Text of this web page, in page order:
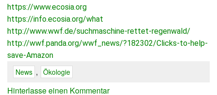
https://www.ecosia.org
https://info.ecosia.org/what
http://www.wwf.de/suchmaschine-rettet-regenwald/
http://wwf.panda.org/wwf_news/?182302/Clicks-to-help-
save-Amazon
News , Ökologie
Hinterlasse einen Kommentar